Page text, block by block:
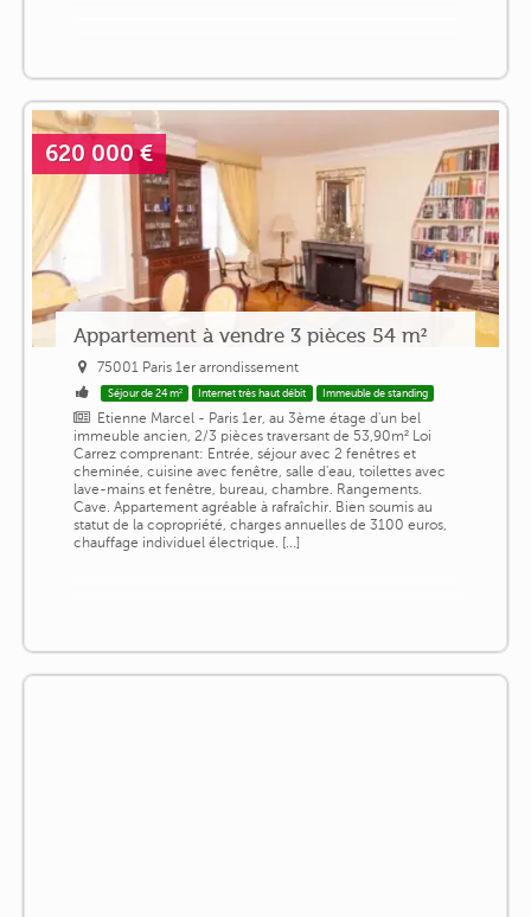
620 000 €
Appartement à vendre 3 pièces 54 m²
75001 Paris 1er arrondissement
Séjour de 24 m² Internet très haut débit Immeuble de standing
Etienne Marcel - Paris 1er, au 3ème étage d'un bel
immeuble ancien, 2/3 pièces traversant de 53,90m² Loi
Carrez comprenant: Entrée, séjour avec 2 fenêtres et
cheminée, cuisine avec fenêtre, salle d'eau, toilettes avec
lave-mains et fenêtre, bureau, chambre. Rangements.
Cave. Appartement agréable à rafraîchir. Bien soumis au
statut de la copropriété, charges annuelles de 3100 euros,
chauffage individuel électrique. [...]